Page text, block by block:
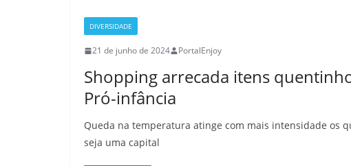
DIVERSIDADE
21 de junho de 2024 PortalEnjoy
Shopping arrecada itens
Pró-infância
Queda na temperatura atinge com mais intensidade os
seja uma capital